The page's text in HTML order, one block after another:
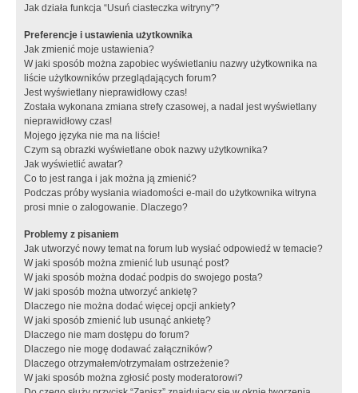
Jak działa funkcja “Usuń ciasteczka witryny”?
Preferencje i ustawienia użytkownika
Jak zmienić moje ustawienia?
W jaki sposób można zapobiec wyświetlaniu nazwy użytkownika na
liście użytkowników przeglądających forum?
Jest wyświetlany nieprawidłowy czas!
Została wykonana zmiana strefy czasowej, a nadal jest wyświetlany
nieprawidłowy czas!
Mojego języka nie ma na liście!
Czym są obrazki wyświetlane obok nazwy użytkownika?
Jak wyświetlić awatar?
Co to jest ranga i jak można ją zmienić?
Podczas próby wysłania wiadomości e-mail do użytkownika witryna
prosi mnie o zalogowanie. Dlaczego?
Problemy z pisaniem
Jak utworzyć nowy temat na forum lub wysłać odpowiedź w temacie?
W jaki sposób można zmienić lub usunąć post?
W jaki sposób można dodać podpis do swojego posta?
W jaki sposób można utworzyć ankietę?
Dlaczego nie można dodać więcej opcji ankiety?
W jaki sposób zmienić lub usunąć ankietę?
Dlaczego nie mam dostępu do forum?
Dlaczego nie mogę dodawać załączników?
Dlaczego otrzymałem/otrzymałam ostrzeżenie?
W jaki sposób można zgłosić posty moderatorowi?